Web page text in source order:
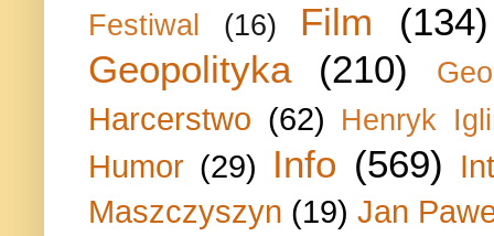
Festiwal (16) Film
(134)
Geopolityka
(210)
Harcerstwo (62) Henryk
Humor (29) Info (569)
Maszczyszyn (19) Jan